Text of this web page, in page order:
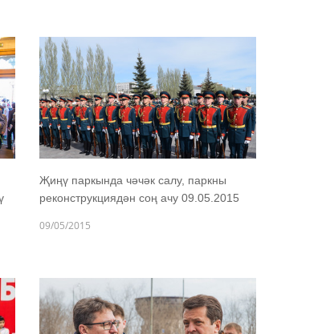
Җиңү паркында чәчәк салу, паркны
реконструкциядән соң ачу 09.05.2015
09/05/2015